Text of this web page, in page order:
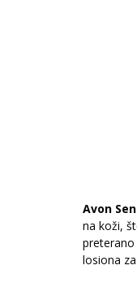
Avon
na koži,
preterano
losiona